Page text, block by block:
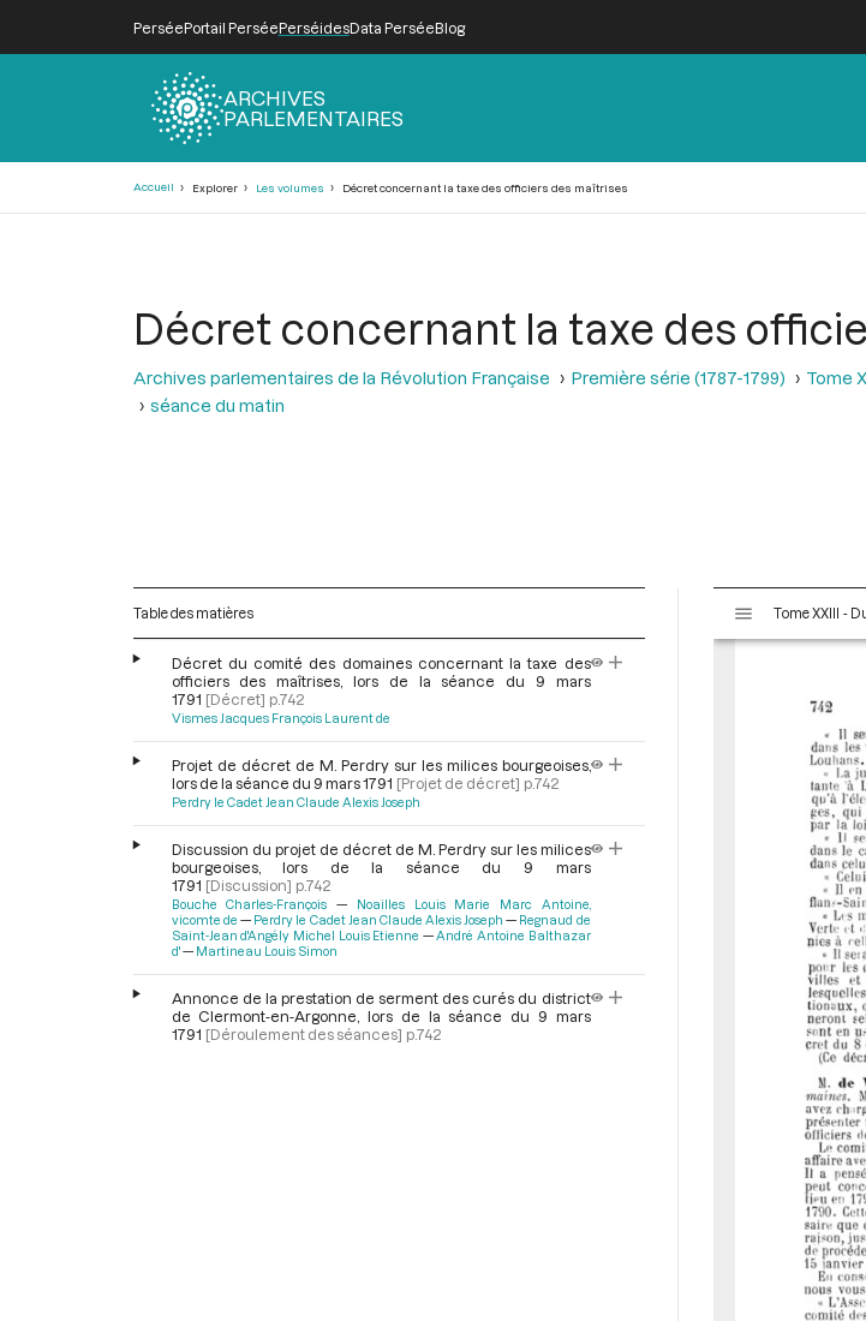
PerséePortail PerséePerséidesData PerséeBlog
ARCHIVES
PARLEMENTAIRES
Accueil Explorer Les volumes Décret concernant la taxe des officiers des maîtrises
Décret concernant la taxe des
Archives parlementaires de la Révolution Française Première série (1787-1799) Tome
séance du matin
Table des matières
Décret du comité des domaines concernant la taxe des
officiers des maîtrises, lors de la séance du 9 mars
1791 [Décret] p.742
Vismes Jacques François Laurent de
Projet de décret de M. Perdry sur les milices bourgeoises,
lors de la séance du 9 mars 1791 [Projet de décret] p.742
Perdry le Cadet Jean Claude Alexis Joseph
Discussion du projet de décret de M. Perdry sur les milices
bourgeoises, lors de la séance du 9 mars
1791 [Discussion] p.742
Bouche Charles-François
Noailles Louis Marie Marc Antoine,
vicomte de
Perdry le Cadet Jean Claude Alexis Joseph
Regnaud de
Saint-Jean d'Angély Michel Louis Etienne
André Antoine Balthazar
d'
Martineau Louis Simon
Annonce de la prestation de serment des curés du district
de Clermont-en-Argonne, lors de la séance du 9 mars
1791 [Déroulement des séances] p.742
s
Tome XXIII -